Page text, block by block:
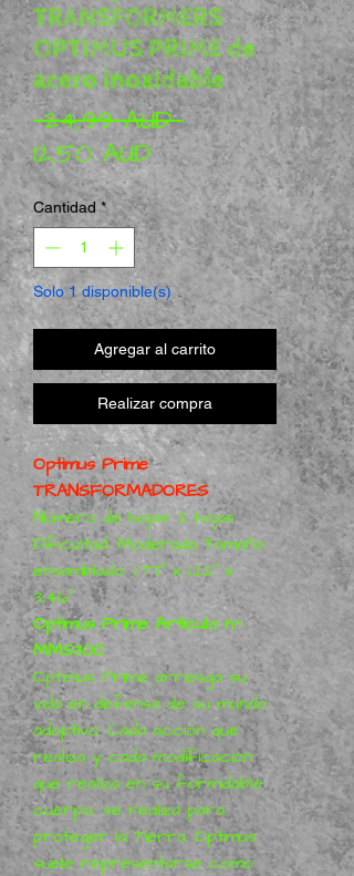
TRANSFORMERS
OPTIMUS PRIME de
acero inoxidable
24,99 AUD Precio
12,50 AUDPrecio de oferta
Cantidad *
Solo 1 disponible(s)
Agregar al carrito
Realizar compra
Optimus Prime
TRANSFORMADORES
Número de hojas: 2 hojas
Dificultad: Moderada Tamaño
ensamblado: 1,77" x 1,22" x
3,46"
Optimus Prime Artículo n.°:
MMS300
Optimus Prime arriesga su
vida en defensa de su mundo
adoptivo. Cada acción que
realiza y cada modificación
que realiza en su formidable
cuerpo, se realiza para
proteger la Tierra. Optimus
suele representarse como